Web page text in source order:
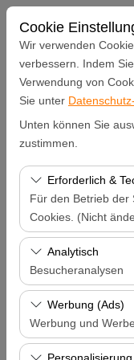
Cookie
Wir verwenden
verbessern. Indem
Verwendung von
Sie unter
Unten können Sie
zustimmen.
Erforderlich &
Für den Betrieb der
Cookies. (Nicht
Diese Cookies sind
Funktionieren der
Sitzungsverwaltung
erforderlich. Sie
Analytisch
Besucheranalysen
Diese Cookies
unsere Website
meistbesuchte
werden verwendet,
Werbung (Ads)
Werbung und
Diese Cookies
Abholstation
Hatay
Eine andere
Abholdatum & Zeit
Rückgabedatum & Zeit